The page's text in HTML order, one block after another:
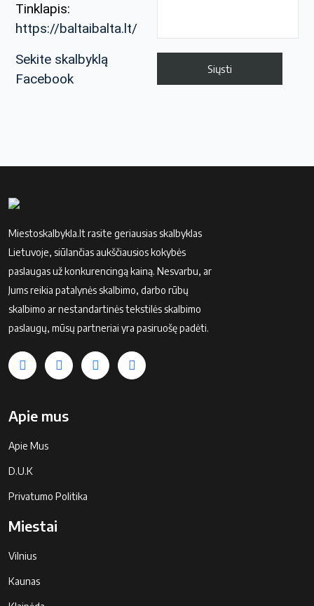
Tinklapis:
https://baltaibalta.lt/
Sekite skalbyklą
Facebook
Miestoskalbykla.lt rasite geriausias skalbyklas
Lietuvoje, siūlančias aukščiausios kokybės
paslaugas už konkurencingą kainą. Nesvarbu, ar
Jums reikia patalynės skalbimo, darbo rūbų
skalbimo ar nestandartinės tekstilės skalbimo
paslaugų, mūsų partneriai yra pasiruošę padėti.
Apie mus
Apie Mus
D.U.K
Privatumo Politika
Miestai
Vilnius
Kaunas